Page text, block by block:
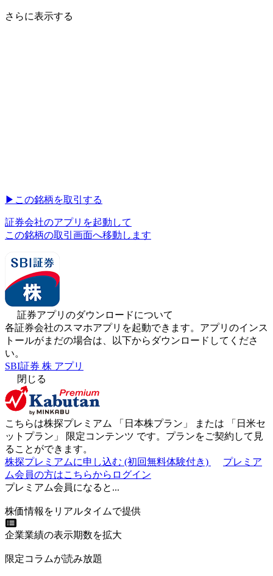
さらに表示する
▶︎ この銘柄を取引する
証券会社のアプリを起動して
この銘柄の取引画面へ移動します
証券アプリのダウンロードについて
各証券会社のスマホアプリを起動できます。アプリのインス
トールがまだの場合は、以下からダウンロードしてくださ
い。
SBI証券 株 アプリ
閉じる
こちらは株探プレミアム 「 日本株プラン 」 または 「 日米セ
ットプラン 」 限定コンテンツ です。プランをご契約して見
ることができます。
株探プレミアムに申し込む (初回無料体験付き)
プレミア
ム会員の方はこちらからログイン
プレミアム会員になると...
株価情報をリアルタイムで提供
企業業績の表示期数を拡大
限定コラムが読み放題